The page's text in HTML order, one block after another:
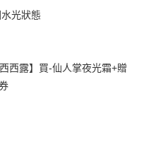
」的支付方式。 讓您購物簡單
值。
將跳轉至「AFTEE先享後付」
。
光狀態
西露】買-仙人掌夜光霜+贈